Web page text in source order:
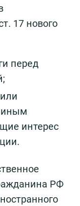
17 нового
перед
иным
интерес
РФ